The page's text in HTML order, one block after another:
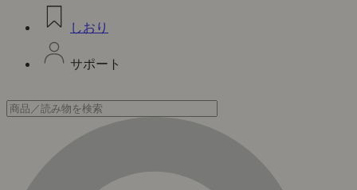
しおり
サポート